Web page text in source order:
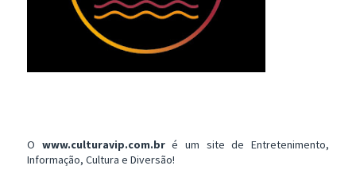
O www.culturavip.com.bré um site de Entretenimento,
Informação, Cultura e Diversão!